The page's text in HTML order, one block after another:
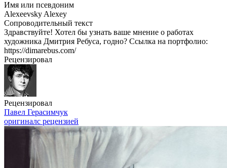
Имя или псевдоним
Alexeevsky Alexey
Сопроводительный текст
Здравствуйте! Хотел бы узнать ваше мнение о работах
художника Дмитрия Ребуса, годно? Ссылка на портфолио:
https://dimarebus.com/
Рецензировал
Рецензировал
Павел Герасимчук
оригиналс рецензией